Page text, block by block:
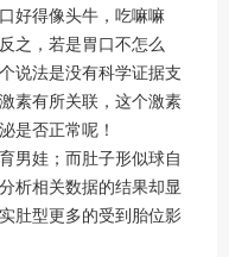
得像头牛，吃嘛嘛
之，若是胃口不怎么
说法是没有科学证据支
素有所关联，这个激素
是否正常呢！
男娃；而肚子形似球自
析相关数据的结果却显
肚型更多的受到胎位影